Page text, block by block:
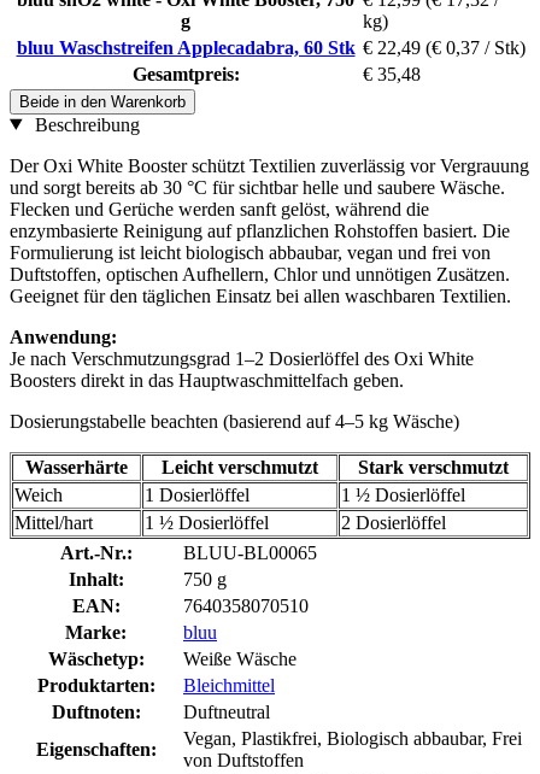
g
kg)
bluu Waschstreifen Applecadabra, 60 Stk € 22,49 (€ 0,37 / Stk)
Gesamtpreis:
€ 35,48
Beide in den Warenkorb
Beschreibung
Der Oxi White Booster schützt Textilien zuverlässig vor Vergrauung
und sorgt bereits ab 30 °C für sichtbar helle und saubere Wäsche.
Flecken und Gerüche werden sanft gelöst, während die
enzymbasierte Reinigung auf pflanzlichen Rohstoffen basiert. Die
Formulierung ist leicht biologisch abbaubar, vegan und frei von
Duftstoffen, optischen Aufhellern, Chlor und unnötigen Zusätzen.
Geeignet für den täglichen Einsatz bei allen waschbaren Textilien.
Anwendung:
Je nach Verschmutzungsgrad 1–2 Dosierlöffel des Oxi White
Boosters direkt in das Hauptwaschmittelfach geben.
Dosierungstabelle beachten (basierend auf 4–5 kg Wäsche)
Wasserhärte Leicht verschmutzt
Stark verschmutzt
Weich
1 Dosierlöffel
1 ½ Dosierlöffel
Mittel/hart
1 ½ Dosierlöffel
2 Dosierlöffel
Art.-Nr.:
BLUU-BL00065
Inhalt:
750 g
EAN:
7640358070510
Marke:
bluu
Wäschetyp:
Weiße Wäsche
Produktarten:
Bleichmittel
Duftnoten:
Duftneutral
Eigenschaften:
Vegan, Plastikfrei, Biologisch abbaubar, Frei
von Duftstoffen